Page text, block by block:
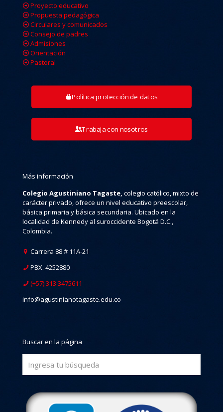
Proyecto educativo
Propuesta pedagógica
Circulares y comunicados
Consejo de padres
Admisiones
Orientación
Pastoral
Política protección de datos
Trabaja con nosotros
Más información
Colegio Agustiniano Tagaste, colegio católico, mixto de
carácter privado, ofrece un nivel educativo preescolar,
básica primaria y básica secundaria. Ubicado en la
localidad de Kennedy al suroccidente Bogotá D.C.,
Colombia.
Carrera 88 # 11A-21
PBX. 4252880
(+57) 313 3475611
info@agustinianotagaste.edu.co
Buscar en la página